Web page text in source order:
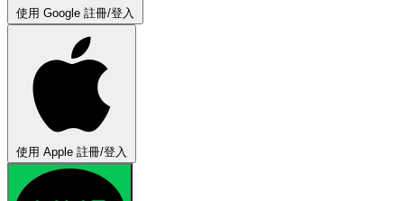
使用 Google 註冊/登入
使用 Apple 註冊/登入